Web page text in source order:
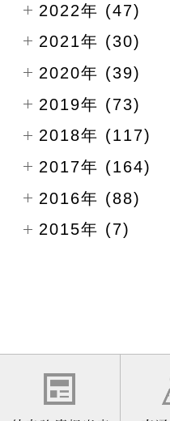
2022年 (47)
2021年 (30)
2020年 (39)
2019年 (73)
2018年 (117)
2017年 (164)
2016年 (88)
2015年 (7)